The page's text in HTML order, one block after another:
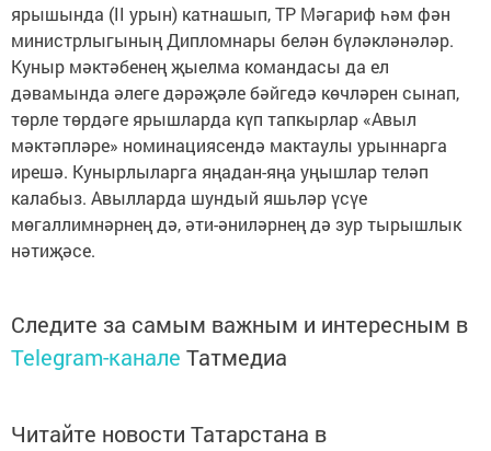
ярышында (II урын) катнашып, ТР Мәгариф һәм фән
министрлыгының Дипломнары белән бүләкләнәләр.
Куныр мәктәбенең җыелма командасы да ел
дәвамында әлеге дәрәҗәле бәйгедә көчләрен сынап,
төрле төрдәге ярышларда күп тапкырлар «Авыл
мәктәпләре» номинациясендә мактаулы урыннарга
ирешә. Кунырлыларга яңадан-яңа уңышлар теләп
калабыз. Авылларда шундый яшьләр үсүе
мөгаллимнәрнең дә, әти-әниләрнең дә зур тырышлык
нәтиҗәсе.
Следите за самым важным и интересным в
Telegram-канале Татмедиа
Читайте новости Татарстана в